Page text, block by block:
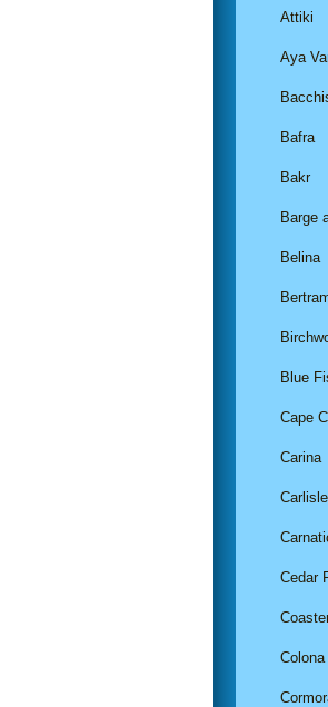
Attiki
Aya
Bafra
Bakr
Barge
Belina
Blue
Cape
Carina
Carlisle
Cedar